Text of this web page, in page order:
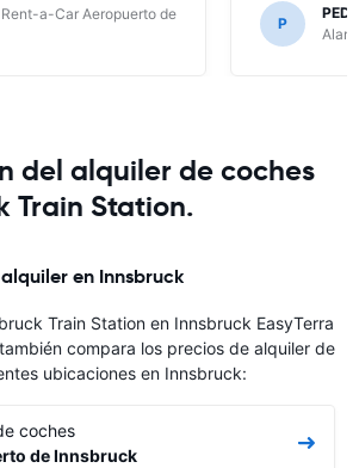
Rent-a-Car Aeropuerto de
P
del alquiler de coches
Train Station.
en Innsbruck
Train Station en Innsbruck EasyTerra
compara los precios de alquiler de
ubicaciones en Innsbruck:
coches
de Innsbruck